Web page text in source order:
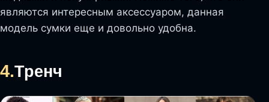
являются интересным аксессуаром, данная
модель сумки еще и довольно удобна.
4.Тренч